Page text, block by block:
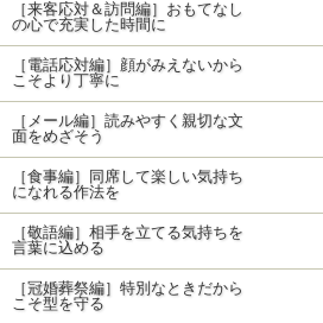
［来客応対＆訪問編］おもてなし
の心で充実した時間に
［電話応対編］顔がみえないから
こそより丁寧に
［メール編］読みやすく親切な文
面をめざそう
［食事編］同席して楽しい気持ち
になれる作法を
［敬語編］相手を立てる気持ちを
言葉に込める
［冠婚葬祭編］特別なときだから
こそ型を守る